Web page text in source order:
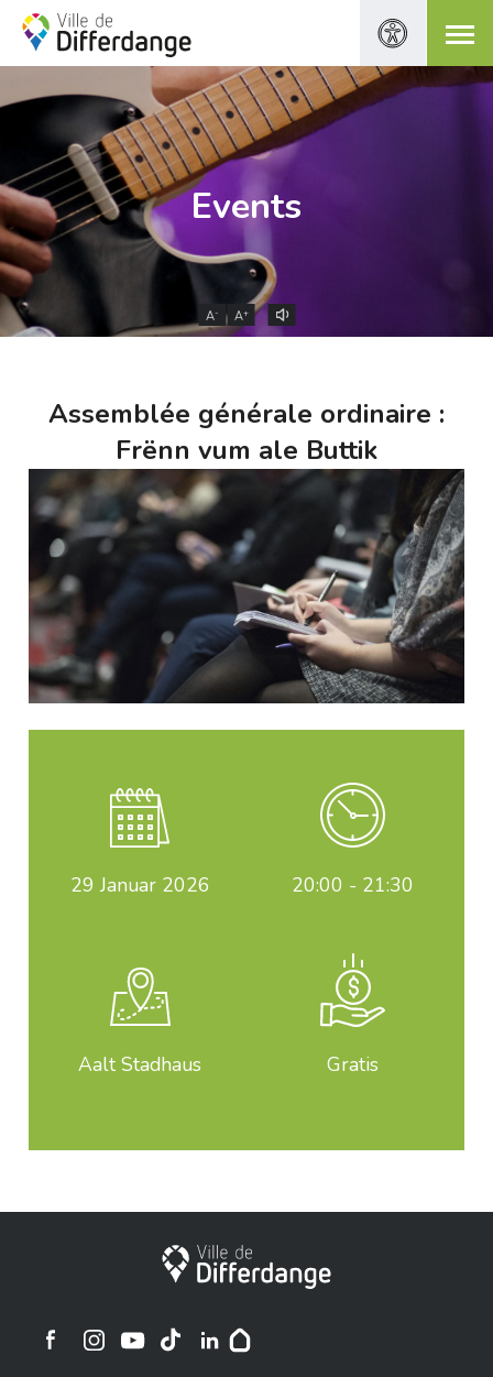
Events
A- A+
Assemblée générale ordinaire :
Frënn vum ale Buttik
29 Januar 2026 20:00 - 21:30
Aalt Stadhaus Gratis
Stadt Differdingen
Ville de Differdange sur Instagram